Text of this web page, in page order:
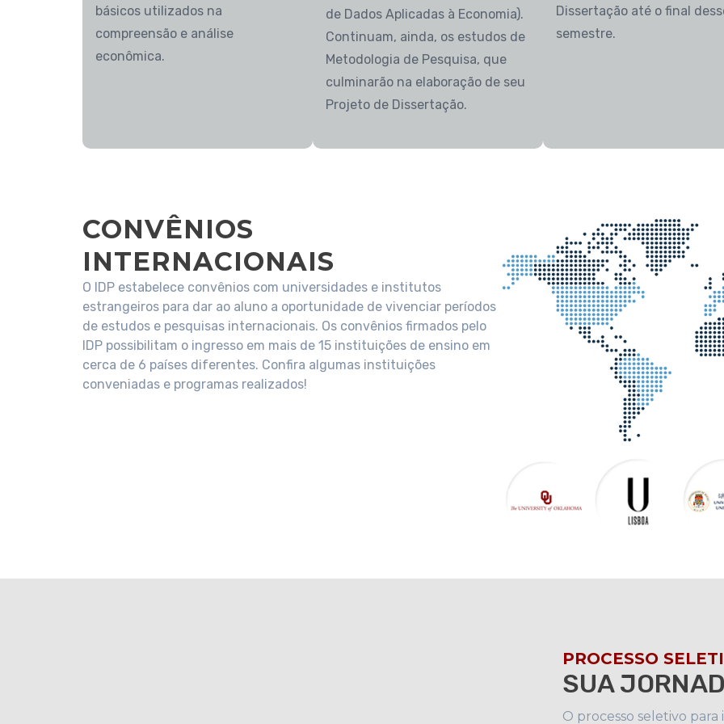
básicos utilizados na
compreensão e análise
econômica.
de Dados Aplicadas à Economia).
Continuam, ainda, os estudos de
Metodologia de Pesquisa, que
culminarão na elaboração de seu
Projeto de Dissertação.
Dissertação até o final
semestre.
CONVÊNIOS
INTERNACIONAIS
O IDP estabelece convênios com universidades e institutos
estrangeiros para dar ao aluno a oportunidade de vivenciar períodos
de estudos e pesquisas internacionais. Os convênios firmados pelo
IDP possibilitam o ingresso em mais de 15 instituições de ensino em
cerca de 6 países diferentes. Confira algumas instituições
conveniadas e programas realizados!
PROCESSO
SUA
O processo seletivo